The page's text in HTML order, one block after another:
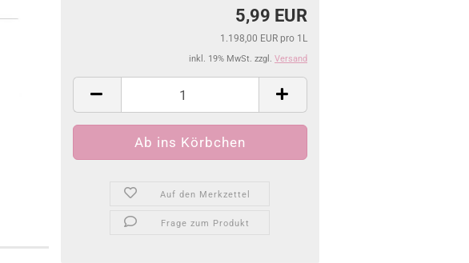
5,99 EUR
1.198,00 EUR pro 1L
inkl. 19% MwSt. zzgl. Versand
Auf den Merkzettel
Frage zum Produkt